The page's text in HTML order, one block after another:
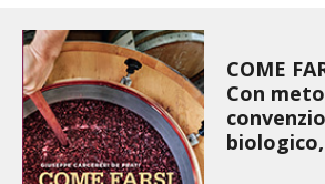
VIGNETO BIO
PENSA ALTERNATIVO
GARDENA
COME
Con